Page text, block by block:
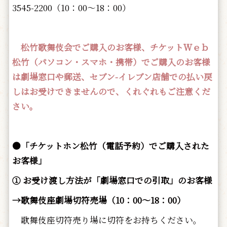
3545-2200（10：00～18：00）
松竹歌舞伎会でご購入のお客様、チケットＷｅｂ
松竹（パソコン・スマホ・携帯）でご購入のお客様
は劇場窓口や郵送、セブン-イレブン店舗での払い戻
しはお受けできませんので、くれぐれもご注意くだ
さい。
●「チケットホン松竹（電話予約）でご購入された
お客様」
① お受け渡し方法が「劇場窓口での引取」のお客様
→歌舞伎座劇場切符売場（10：00～18：00）
歌舞伎座切符売り場に切符をお持ちください。